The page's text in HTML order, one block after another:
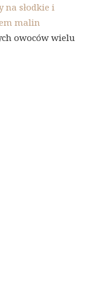
na słodkie i
malin
owoców wielu